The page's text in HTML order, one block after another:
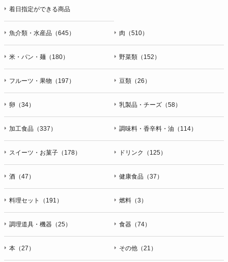
着日指定ができる商品
魚介類・水産品（645） 肉（510）
米・パン・麺（180） 野菜類（152）
フルーツ・果物（197） 豆類（26）
卵（34） 乳製品・チーズ（58）
加工食品（337） 調味料・香辛料・油（114）
スイーツ・お菓子（178） ドリンク（125）
酒（47） 健康食品（37）
料理セット（191） 燃料（3）
調理道具・機器（25） 食器（74）
本（27） その他（21）